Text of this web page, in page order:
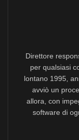
Direttore
per qualsiasi
lontano 1995,
avviò un
allora, con
software di